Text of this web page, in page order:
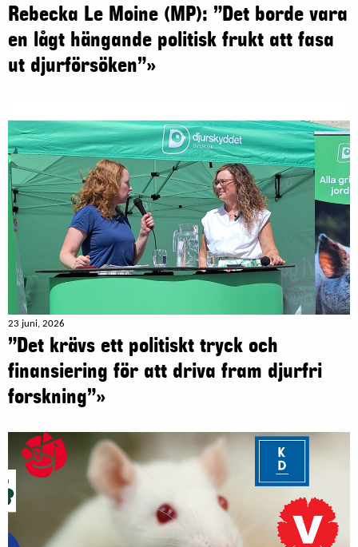
Rebecka Le Moine (MP): ”Det borde vara
en lågt hängande politisk frukt att fasa
ut djurförsöken”»
23 juni, 2026
”Det krävs ett politiskt tryck och
finansiering för att driva fram djurfri
forskning”»